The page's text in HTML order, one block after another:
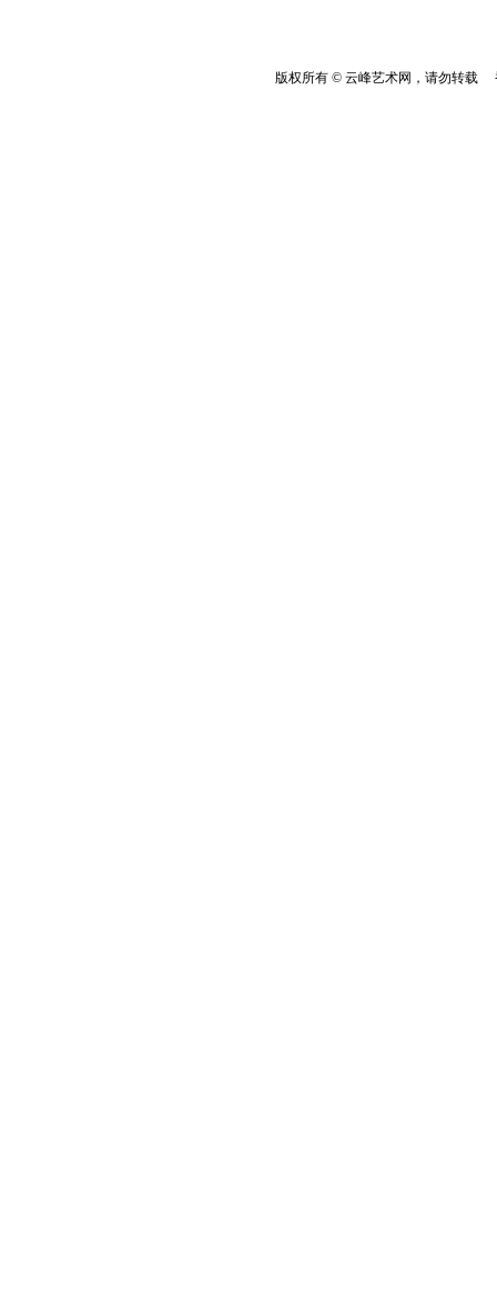
版权所有 © 云峰艺术网，请勿转载